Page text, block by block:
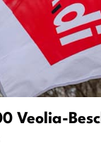
Veolia-